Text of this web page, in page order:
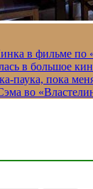
в фильме по
в большое
паука, пока
во